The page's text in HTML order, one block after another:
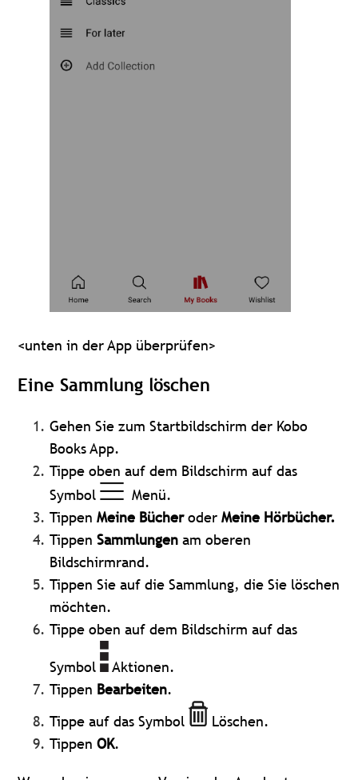
<unten in der App überprüfen>
Eine Sammlung löschen
Gehen Sie zum Startbildschirm der Kobo
Books App.
Tippe oben auf dem Bildschirm auf das
Symbol
Menü.
TippenMeine BücheroderMeine Hörbücher.
TippenSammlungenam oberen
Bildschirmrand.
Tippen Sie auf die Sammlung, die Sie löschen
möchten.
Tippe oben auf dem Bildschirm auf das
Symbol
Aktionen.
Tippen Bearbeiten.
Tippe auf das Symbol
Löschen.
TippenOK.